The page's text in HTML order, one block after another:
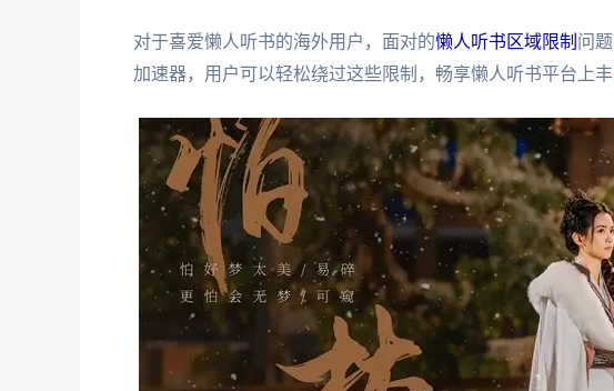
对于喜爱懒人听书的海外用户，面对的懒人听书区域限制 问
加速器，用户可以轻松绕过这些限制，畅享懒人听书平台上